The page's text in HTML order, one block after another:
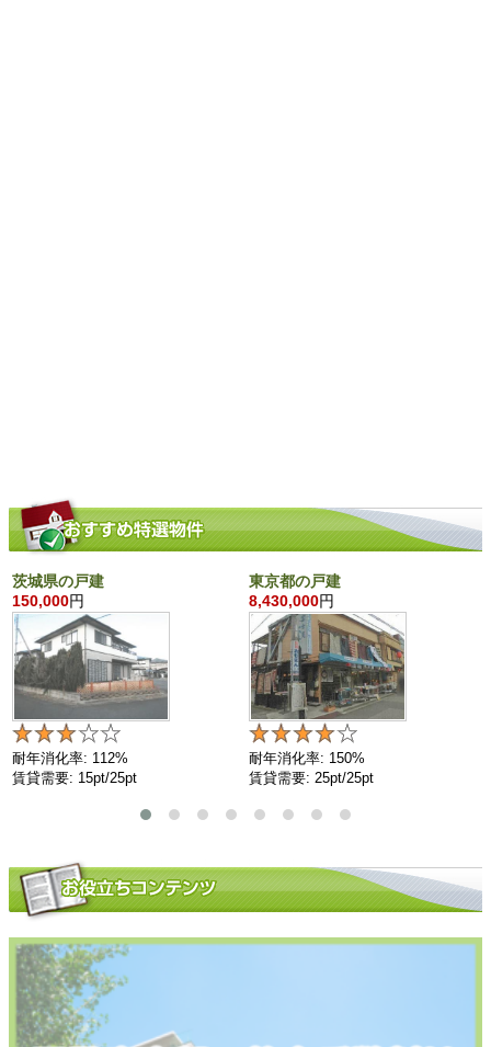
茨城県の戸建
150,000円
耐年消化率: 112%
賃貸需要: 15pt/25pt
東京都の戸建
8,430,000円
耐年消化率: 150%
賃貸需要: 25pt/25pt